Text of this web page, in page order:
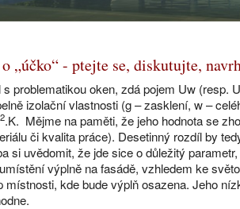
„účko“ - ptejte se, diskutujte,
problematikou oken, zdá pojem Uw (resp.
izolační vlastnosti (g – zasklení, w –
2.K. Mějme na paměti, že jeho hodnota se
či kvalita práce). Desetinný rozdíl by
si uvědomit, že jde sice o důležitý
výplně na fasádě, vzhledem ke
místnosti, kde bude výplň osazena. Jeho